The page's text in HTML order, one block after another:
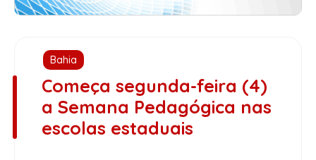
Bahia
Começa segunda-feira (4)
a Semana Pedagógica nas
escolas estaduais